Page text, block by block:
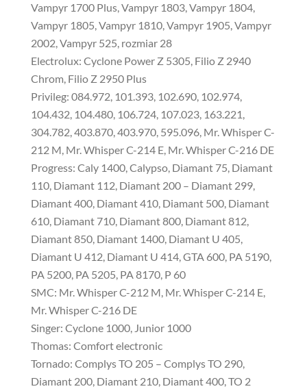
Vampyr 1700 Plus, Vampyr 1803, Vampyr 1804,
Vampyr 1805, Vampyr 1810, Vampyr 1905, Vampyr
2002, Vampyr 525, rozmiar 28
Electrolux: Cyclone Power Z 5305, Filio Z 2940
Chrom, Filio Z 2950 Plus
Privileg: 084.972, 101.393, 102.690, 102.974,
104.432, 104.480, 106.724, 107.023, 163.221,
304.782, 403.870, 403.970, 595.096, Mr. Whisper C-
212 M, Mr. Whisper C-214 E, Mr. Whisper C-216 DE
Progress: Caly 1400, Calypso, Diamant 75, Diamant
110, Diamant 112, Diamant 200 – Diamant 299,
Diamant 400, Diamant 410, Diamant 500, Diamant
610, Diamant 710, Diamant 800, Diamant 812,
Diamant 850, Diamant 1400, Diamant U 405,
Diamant U 412, Diamant U 414, GTA 600, PA 5190,
PA 5200, PA 5205, PA 8170, P 60
SMC: Mr. Whisper C-212 M, Mr. Whisper C-214 E,
Mr. Whisper C-216 DE
Singer: Cyclone 1000, Junior 1000
Thomas: Comfort electronic
Tornado: Complys TO 205 – Complys TO 290,
Diamant 200, Diamant 210, Diamant 400, TO 2